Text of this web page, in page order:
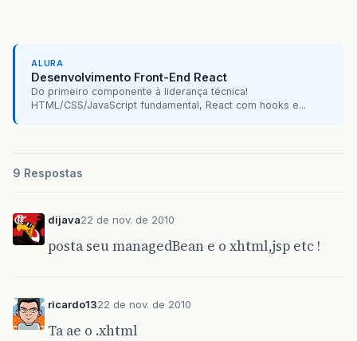
ALURA
Desenvolvimento Front-End React
Do primeiro componente à liderança técnica!
HTML/CSS/JavaScript fundamental, React com hooks e...
9 Respostas
dijava22 de nov. de 2010
posta seu managedBean e o xhtml,jsp etc !
ricardo1322 de nov. de 2010
Ta ae o .xhtml